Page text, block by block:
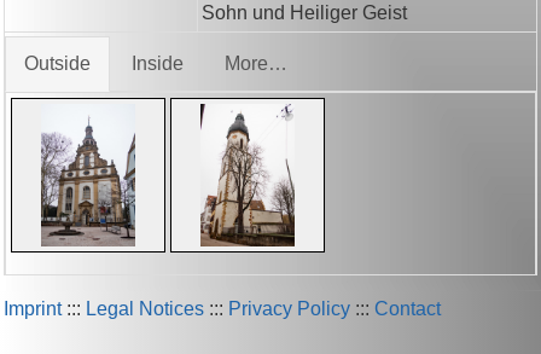
Sohn und Heiliger Geist
Outside Inside More…
Imprint::: Legal Notices ::: Privacy Policy ::: Contact